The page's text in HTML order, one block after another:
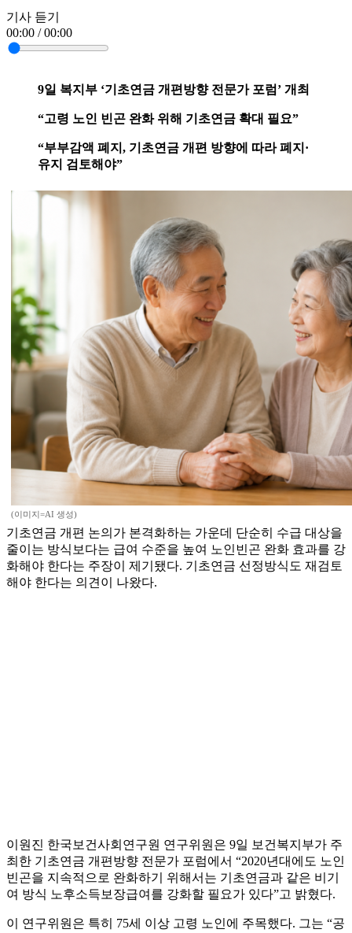
기사 듣기
00:00 / 00:00
9일 복지부 ‘기초연금 개편방향 전문가 포럼’ 개최
“고령 노인 빈곤 완화 위해 기초연금 확대 필요”
“부부감액 폐지, 기초연금 개편 방향에 따라 폐지·
유지 검토해야”
(이미지=AI 생성)
기초연금 개편 논의가 본격화하는 가운데 단순히 수급 대상을
줄이는 방식보다는 급여 수준을 높여 노인빈곤 완화 효과를 강
화해야 한다는 주장이 제기됐다. 기초연금 선정방식도 재검토
해야 한다는 의견이 나왔다.
이원진 한국보건사회연구원 연구위원은 9일 보건복지부가 주
최한 기초연금 개편방향 전문가 포럼에서 “2020년대에도 노인
빈곤을 지속적으로 완화하기 위해서는 기초연금과 같은 비기
여 방식 노후소득보장급여를 강화할 필요가 있다”고 밝혔다.
이 연구위원은 특히 75세 이상 고령 노인에 주목했다. 그는 “공